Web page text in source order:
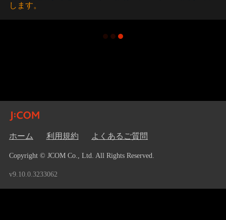
します。
ホーム 利用規約 よくあるご質問
Copyright © JCOM Co., Ltd. All Rights Reserved.
v9.10.0.3233062